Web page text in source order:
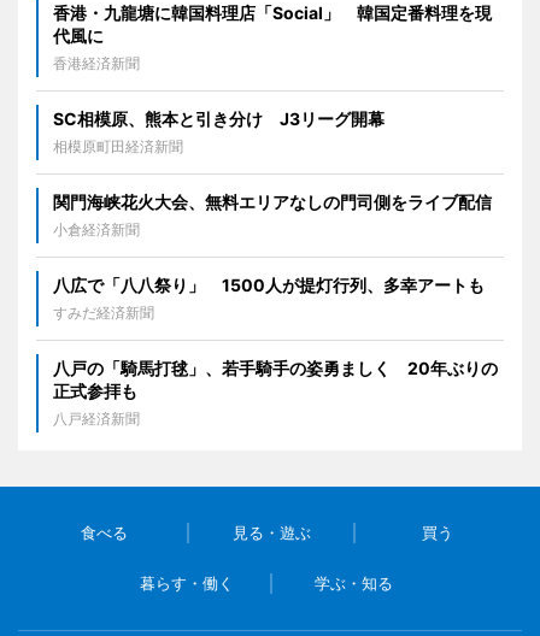
香港・九龍塘に韓国料理店「Social」 韓国定番料理を現
代風に
香港経済新聞
SC相模原、熊本と引き分け J3リーグ開幕
相模原町田経済新聞
関門海峡花火大会、無料エリアなしの門司側をライブ配信
小倉経済新聞
八広で「八八祭り」 1500人が提灯行列、多幸アートも
すみだ経済新聞
八戸の「騎馬打毬」、若手騎手の姿勇ましく 20年ぶりの
正式参拝も
八戸経済新聞
食べる 見る・遊ぶ 買う
暮らす・働く 学ぶ・知る